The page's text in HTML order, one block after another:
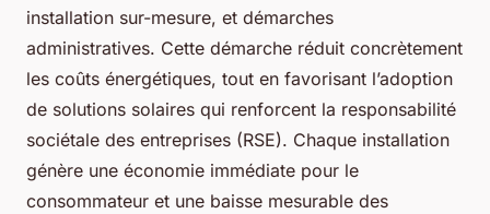
installation sur-mesure, et démarches
administratives. Cette démarche réduit concrètement
les coûts énergétiques, tout en favorisant l’adoption
de solutions solaires qui renforcent la responsabilité
sociétale des entreprises (RSE). Chaque installation
génère une économie immédiate pour le
consommateur et une baisse mesurable des